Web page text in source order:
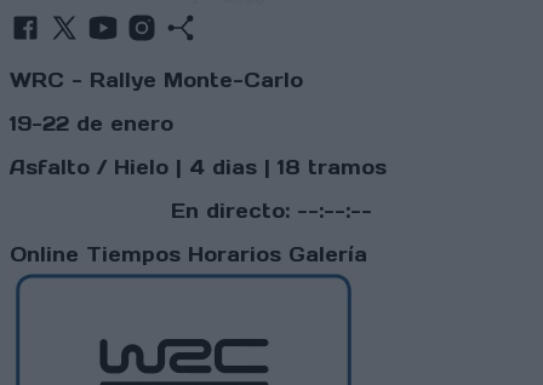
WRC - Rallye Monte-Carlo
19-22 de enero
Asfalto / Hielo | 4 dias | 18 tramos
En directo: --:--:--
Online Tiempos Horarios Galería